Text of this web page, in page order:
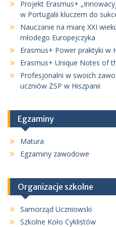
Projekt Erasmus+
w Portugalii kluczem do
Nauczanie na miarę XXI
młodego Europejczyka
Erasmus+ Power praktyki w
Erasmus+ Unique Notes of
Profesjonalni w swoich
uczniów ZSP w Hiszpanii
Egzaminy
Matura
Egzaminy zawodowe
Organizacje szkolne
Samorząd Uczniowski
Szkolne Koło Cyklistów